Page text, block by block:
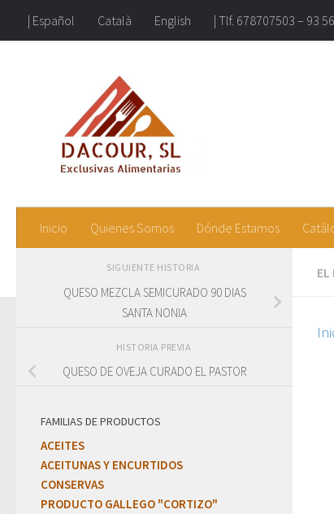
| Español Català English | Tlf. 678707503 – 93
Inicio Quienes Somos Dónde Estamos
EL
SIGUIENTE HISTORIA
QUESO MEZCLA SEMICURADO 90 DIAS
SANTA NONIA
HISTORIA PREVIA
QUESO DE OVEJA CURADO EL PASTOR
FAMILIAS DE PRODUCTOS
ACEITES
ACEITUNAS Y ENCURTIDOS
CONSERVAS
PRODUCTO GALLEGO "CORTIZO"